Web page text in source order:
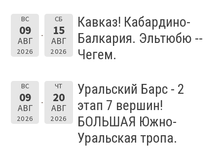
ВС
09
АВГ
2026
СБ
15
АВГ
2026
Кавказ! Кабардино-
Балкария. Эльтюбю --
Чегем.
ВС
09
АВГ
2026
ЧТ
20
АВГ
2026
Уральский Барс - 2
этап 7 вершин!
БОЛЬШАЯ Южно-
Уральская тропа.